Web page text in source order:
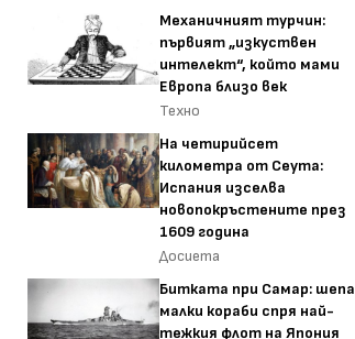
Механичният турчин:
първият „изкуствен
интелект“, който мами
Европа близо век
Техно
На четирийсет
километра от Сеута:
Испания изселва
новопокръстените през
1609 година
Досиета
Битката при Самар: шепа
малки кораби спря най-
тежкия флот на Япония